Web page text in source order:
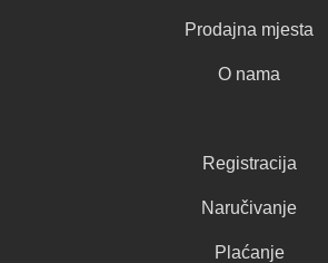
Prodajna mjesta
O nama
Registracija
Naručivanje
Plaćanje